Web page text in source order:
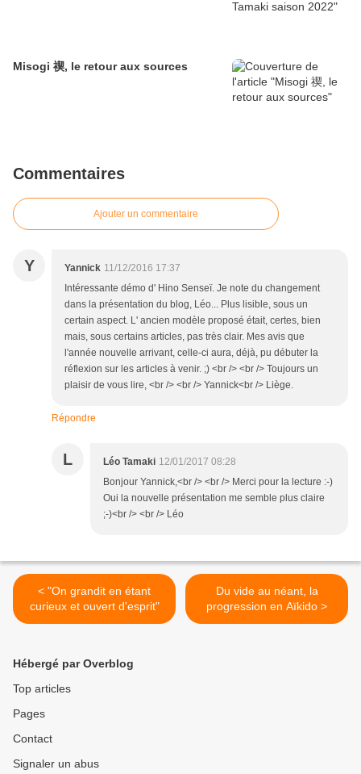
Misogi 禊, le retour aux sources
Commentaires
Ajouter un commentaire
Y Yannick 11/12/2016 17:37
Intéressante démo d' Hino Senseï. Je note du changement
dans la présentation du blog, Léo... Plus lisible, sous un
certain aspect. L' ancien modèle proposé était, certes, bien
mais, sous certains articles, pas très clair. Mes avis que
l'année nouvelle arrivant, celle-ci aura, déjà, pu débuter la
réflexion sur les articles à venir. ;) <br /> <br /> Toujours un
plaisir de vous lire, <br /> <br /> Yannick<br /> Liège.
Répondre
L Léo Tamaki 12/01/2017 08:28
Bonjour Yannick,<br /> <br /> Merci pour la lecture :-)
Oui la nouvelle présentation me semble plus claire
;-)<br /> <br /> Léo
< "On grandit en étant
curieux et ouvert d'esprit"
Du vide au néant, la
progression en Aïkido >
Hébergé par Overblog
Top articles
Pages
Contact
Signaler un abus